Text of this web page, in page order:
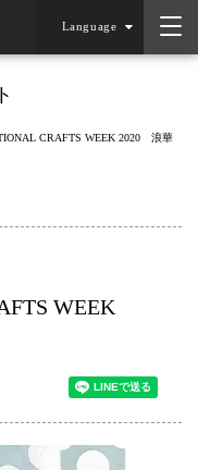
Language
CRAFTS WEEK 2020 浪華
WEEK